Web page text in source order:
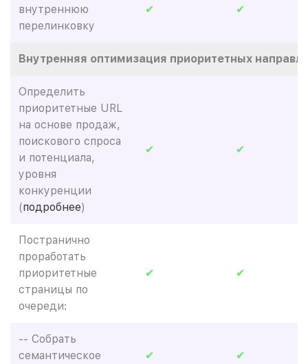
внутреннюю
перелинковку
✔ ✔
Внутренняя оптимизация приоритетных
Определить
приоритетные URL
на основе продаж,
поискового спроса
и потенциала,
уровня
конкуренции
(подробнее)
✔ ✔
Постранично
проработать
приоритетные
страницы по
очереди:
✔ ✔
-- Собрать
семантическое
✔ ✔